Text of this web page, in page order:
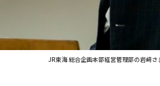
JR東海 総合企画本部経営管理部の岩﨑さ